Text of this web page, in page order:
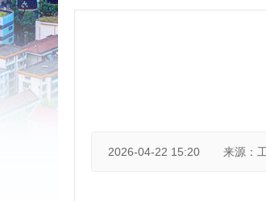
2026-04-22 15:20 来源：